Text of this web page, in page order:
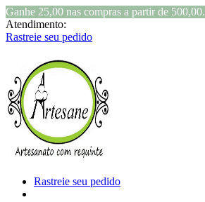
Ganhe 25,00 nas compras a partir de 500,00.
Atendimento:
Rastreie seu pedido
Rastreie seu pedido